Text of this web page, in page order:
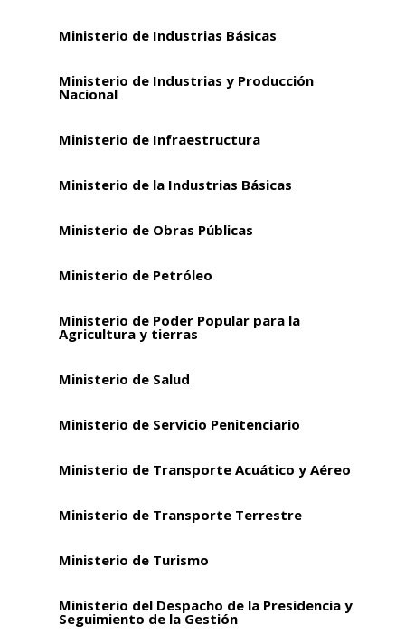
Ministerio de Industrias Básicas
Ministerio de Industrias y Producción
Nacional
Ministerio de Infraestructura
Ministerio de la Industrias Básicas
Ministerio de Obras Públicas
Ministerio de Petróleo
Ministerio de Poder Popular para la
Agricultura y tierras
Ministerio de Salud
Ministerio de Servicio Penitenciario
Ministerio de Transporte Acuático y Aéreo
Ministerio de Transporte Terrestre
Ministerio de Turismo
Ministerio del Despacho de la Presidencia y
Seguimiento de la Gestión